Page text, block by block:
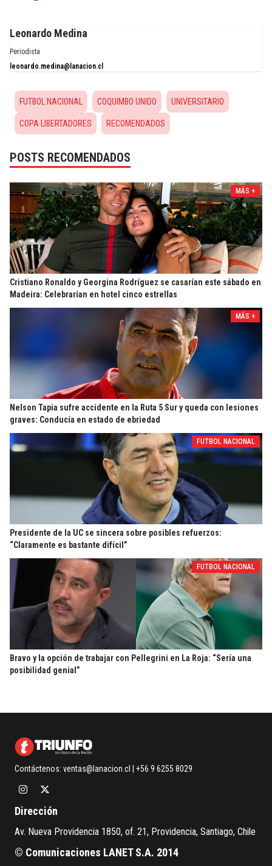
Leonardo Medina
Periodista
leonardo.medina@lanacion.cl
FUTBOL NACIONAL COQUIMBO UNIDO UNIVERSITARIO
COPA LIBERTADORES RECOMENDADOS
POSTS RECOMENDADOS
MÁS +
Cristiano Ronaldo y Georgina Rodríguez se casarían este sábado en
Madeira: Celebrarían en hotel cinco estrellas
MÁS +
Nelson Tapia sufre accidente en la Ruta 5 Sur y queda con lesiones
graves: Conducía en estado de ebriedad
FUTBOL NACIONAL
Presidente de la UC se sincera sobre posibles refuerzos:
“Claramente es bastante difícil”
FUTBOL NACIONAL
Bravo y la opción de trabajar con Pellegrini en La Roja: “Sería una
posibilidad genial”
Contáctenos: ventas@lanacion.cl | +56 9 6255 8029
Dirección
Av. Nueva Providencia 1850, of. 21, Providencia, Santiago, Chile
© Comunicaciones LANET S.A. 2014